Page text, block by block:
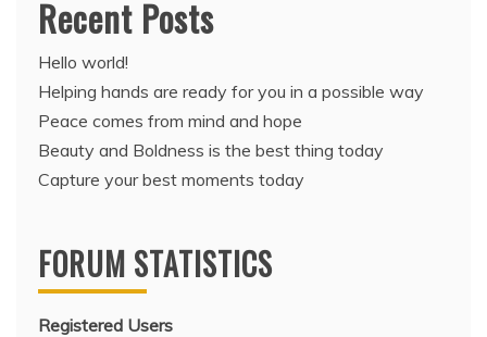
Recent Posts
Hello world!
Helping hands are ready for you in a possible way
Peace comes from mind and hope
Beauty and Boldness is the best thing today
Capture your best moments today
FORUM STATISTICS
Registered Users